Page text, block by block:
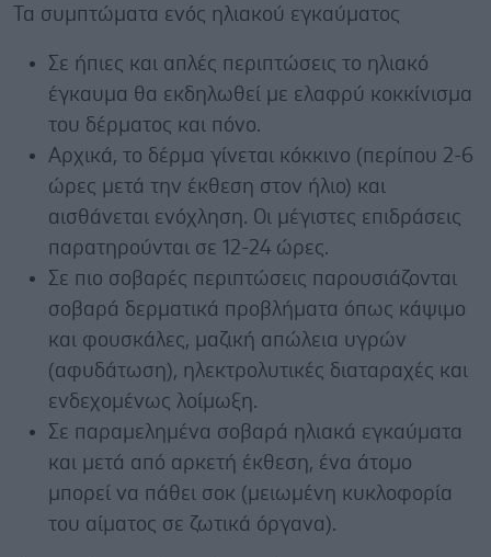
Τα συμπτώματα ενός ηλιακού εγκαύματος
Σε ήπιες και απλές περιπτώσεις το ηλιακό
έγκαυμα θα εκδηλωθεί με ελαφρύ κοκκίνισμα
του δέρματος και πόνο.
Αρχικά, το δέρμα γίνεται κόκκινο (περίπου 2-6
ώρες μετά την έκθεση στον ήλιο) και
αισθάνεται ενόχληση. Οι μέγιστες επιδράσεις
παρατηρούνται σε 12-24 ώρες.
Σε πιο σοβαρές περιπτώσεις παρουσιάζονται
σοβαρά δερματικά προβλήματα όπως κάψιμο
και φουσκάλες, μαζική απώλεια υγρών
(αφυδάτωση), ηλεκτρολυτικές διαταραχές και
ενδεχομένως λοίμωξη.
Σε παραμελημένα σοβαρά ηλιακά εγκαύματα
και μετά από αρκετή έκθεση, ένα άτομο
μπορεί να πάθει σοκ (μειωμένη κυκλοφορία
του αίματος σε ζωτικά όργανα).